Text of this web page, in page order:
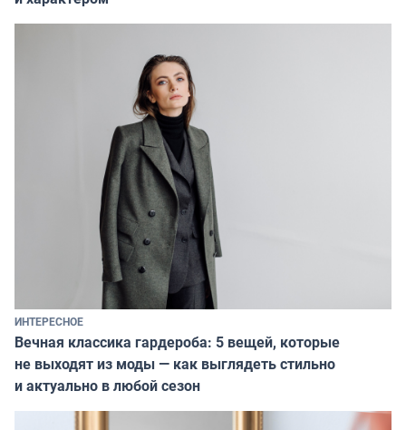
ИНТЕРЕСНОЕ
Вечная классика гардероба: 5 вещей, которые
не выходят из моды — как выглядеть стильно
и актуально в любой сезон